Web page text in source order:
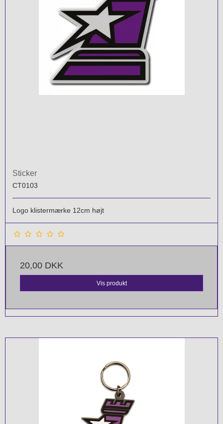
Sticker
CT0103
Logo klistermærke 12cm højt
20,00 DKK
Vis produkt